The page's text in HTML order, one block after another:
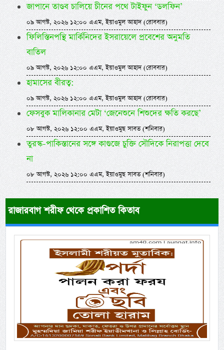
জাপানে তাণ্ডব চালিয়ে চীনের পথে টাইফুন ‘ডলফিন’
০৯ আগস্ট, ২০২৬ ১২:০০ এএম, ইয়াওমুল আহাদ (রোববার)
ফিলিস্তিনপন্থি মার্কিনিদের ইসরায়েলে প্রবেশের অনুমতি
বাতিল
০৯ আগস্ট, ২০২৬ ১২:০০ এএম, ইয়াওমুল আহাদ (রোববার)
হামাসের বীরত্ব:
০৯ আগস্ট, ২০২৬ ১২:০০ এএম, ইয়াওমুল আহাদ (রোববার)
ফেসবুক মালিকানার মেটা ‘জেনেশুনে শিশুদের ক্ষতি করছে’
০৮ আগস্ট, ২০২৬ ১২:০০ এএম, ইয়াওমুছ সাবত (শনিবার)
তুরস্ক-পাকিস্তানের সঙ্গে কাগুজে চুক্তি সৌদিকে নিরাপত্তা দেবে
না
০৮ আগস্ট, ২০২৬ ১২:০০ এএম, ইয়াওমুছ সাবত (শনিবার)
রাজারবাগ শরীফ থেকে প্রকাশিত কিতাব